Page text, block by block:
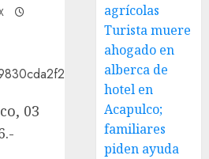
03
agrícolas
Turista muere
ahogado en
alberca de
hotel en
Acapulco;
familiares
piden ayuda